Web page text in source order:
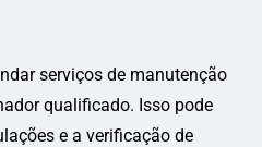
serviços de manutenção
qualificado. Isso pode
e a verificação de